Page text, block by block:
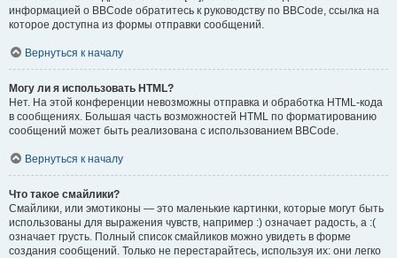
информацией о BBCode обратитесь к руководству по BBCode, ссылка на
которое доступна из формы отправки сообщений.
Вернуться к началу
Могу ли я использовать HTML?
Нет. На этой конференции невозможны отправка и обработка HTML-кода
в сообщениях. Большая часть возможностей HTML по форматированию
сообщений может быть реализована с использованием BBCode.
Вернуться к началу
Что такое смайлики?
Смайлики, или эмотиконы — это маленькие картинки, которые могут быть
использованы для выражения чувств, например :) означает радость, а :(
означает грусть. Полный список смайликов можно увидеть в форме
создания сообщений. Только не перестарайтесь, используя их: они легко